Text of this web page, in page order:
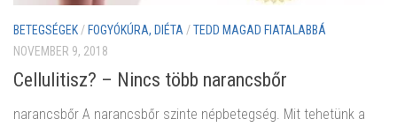
BETEGSÉGEK / FOGYÓKÚRA, DIÉTA /TEDD MAGAD FIATALABBÁ
NOVEMBER 9, 2018
Cellulitisz? – Nincs több narancsbőr
narancsbőr A narancsbőr szinte népbetegség. Mit tehetünk a